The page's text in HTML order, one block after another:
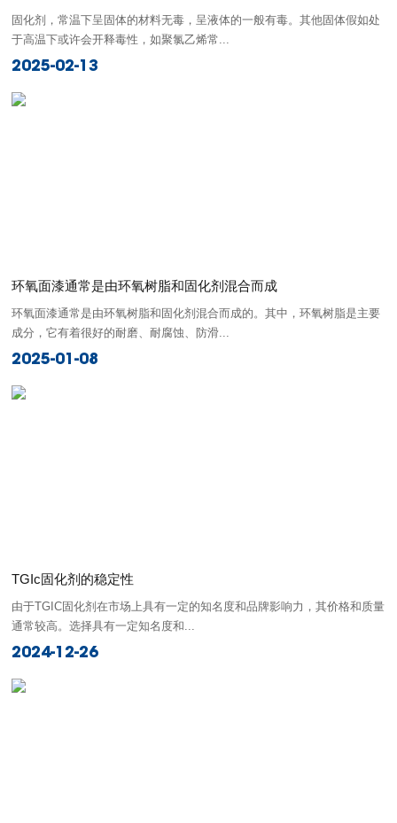
固化剂，常温下呈固体的材料无毒，呈液体的一般有毒。其他固体假如处
于高温下或许会开释毒性，如聚氯乙烯常...
2025-02-13
环氧面漆通常是由环氧树脂和固化剂混合而成
环氧面漆通常是由环氧树脂和固化剂混合而成的。其中，环氧树脂是主要
成分，它有着很好的耐磨、耐腐蚀、防滑...
2025-01-08
TGIc固化剂的稳定性
由于‌TGIC固化剂在市场上具有一定的知名度和品牌影响力，其价格和质量
通常较高。选择具有一定知名度和...
2024-12-26